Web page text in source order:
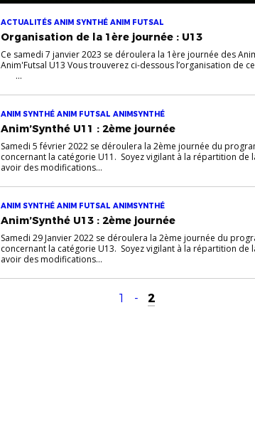
ACTUALITÉS ANIM SYNTHÉ ANIM FUTSAL
Organisation de la 1ère journée : U13
Ce samedi 7 janvier 2023 se déroulera la 1ère journée des
Anim'Futsal U13 Vous trouverez ci-dessous l’organisation
...
ANIM SYNTHÉ ANIM FUTSAL ANIMSYNTHÉ
Anim’Synthé U11 : 2ème journée
Samedi 5 février 2022 se déroulera la 2ème journée du
concernant la catégorie U11. Soyez vigilant à la répartition de
avoir des modifications...
ANIM SYNTHÉ ANIM FUTSAL ANIMSYNTHÉ
Anim’Synthé U13 : 2ème journée
Samedi 29 Janvier 2022 se déroulera la 2ème journée du
concernant la catégorie U13. Soyez vigilant à la répartition de
avoir des modifications...
1 - 2